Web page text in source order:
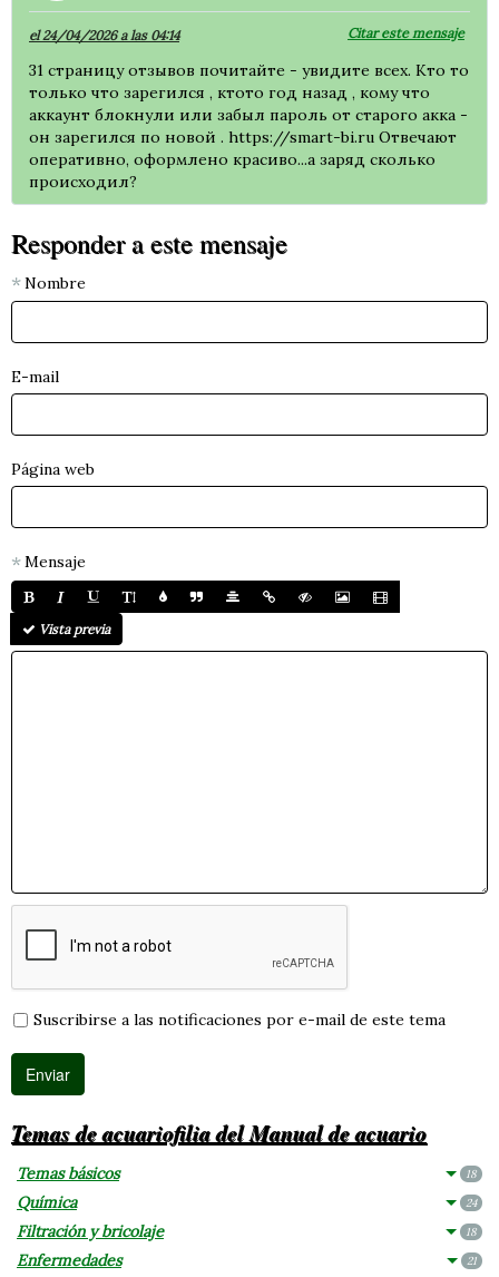
el 24/04/2026 a las 04:14 Citar este mensaje
31 страницу отзывов почитайте - увидите всех. Кто то
только что зарегился , ктото год назад , кому что
аккаунт блокнули или забыл пароль от старого акка -
он зарегился по новой . https://smart-bi.ru Отвечают
оперативно, оформлено красиво...а заряд сколько
происходил?
Responder a este mensaje
Nombre
E-mail
Página web
Mensaje
Vista previa
Suscribirse a las notificaciones por e-mail de este tema
Temas de acuariofilia del Manual de acuario
Temas básicos 18
Química 24
Filtración y bricolaje 18
Enfermedades 21